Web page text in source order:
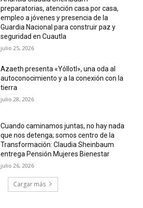
preparatorias, atención casa por casa,
empleo a jóvenes y presencia de la
Guardia Nacional para construir paz y
seguridad en Cuautla
julio 25, 2026
Azaeth presenta «Yóllotl», una oda al
autoconocimiento y a la conexión con la
tierra
julio 28, 2026
Cuando caminamos juntas, no hay nada
que nos detenga; somos centro de la
Transformación: Claudia Sheinbaum
entrega Pensión Mujeres Bienestar
julio 26, 2026
Cargar más